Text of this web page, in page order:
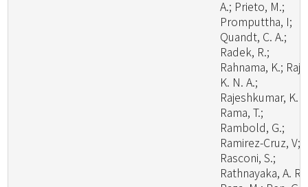
A.; Prieto, M.;
Promputtha, I;
Quandt, C. A.;
Radek, R.;
Rahnama, K.; Raj,
K. N. A.;
Rajeshkumar, K.
Rama, T.;
Rambold, G.;
Ramirez-Cruz, V;
Rasconi, S.;
Rathnayaka, A. R.;